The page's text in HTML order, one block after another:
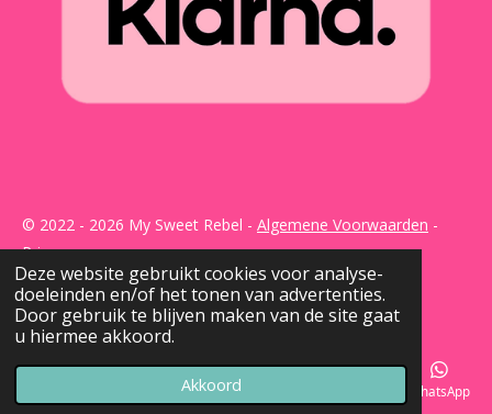
Deze website gebruikt cookies voor analyse-
doeleinden en/of het tonen van advertenties.
Door gebruik te blijven maken van de site gaat
u hiermee akkoord.
Akkoord
© 2022 - 2026 My Sweet Rebel - Algemene Voorwaarden -
Privacy
Powered byJouwWeb
Telefoonnummer WhatsApp